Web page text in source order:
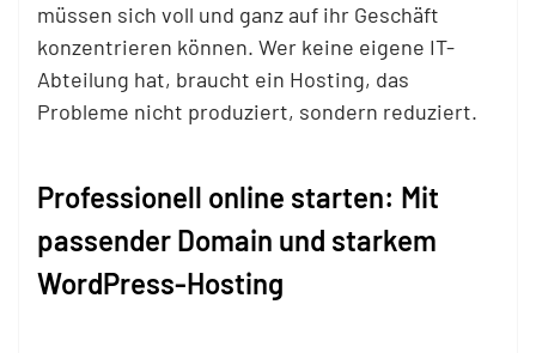
müssen sich voll und ganz auf ihr Geschäft
konzentrieren können. Wer keine eigene IT-
Abteilung hat, braucht ein Hosting, das
Probleme nicht produziert, sondern reduziert.
Professionell online starten: Mit
passender Domain und starkem
WordPress-Hosting